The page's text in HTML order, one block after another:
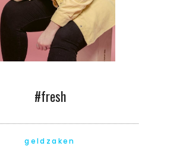
#fresh
geldzaken